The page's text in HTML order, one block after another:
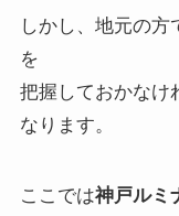
しかし、地元の
を
把握しておかなけ
なります。
ここでは神戸ルミ